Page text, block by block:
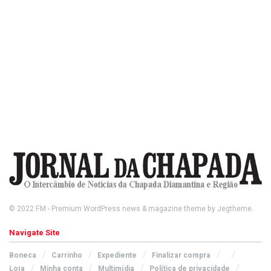
© 2022 FM - Premium WordPress news & magazine theme by Jegtheme.
Navigate Site
Boneca Carrinho Expediente
Finalizar compra
Loja
Minha conta Multimídia Política de privacidade